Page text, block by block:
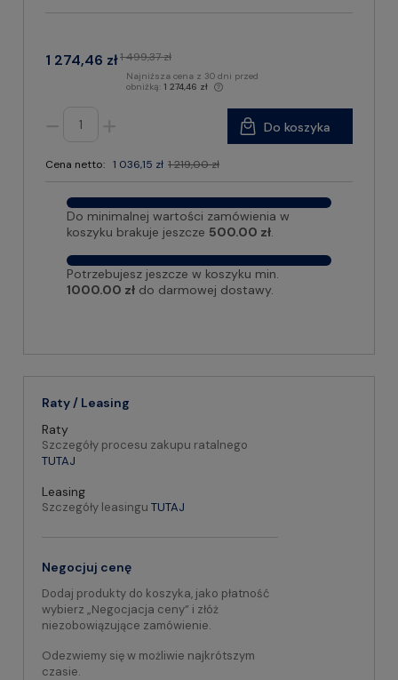
1 274,46 zł1 499,37 zł
Najniższa cena z 30 dni przed
obniżką: 1 274,46 zł
Cena netto: 1 036,15 zł 1 219,00 zł
Do koszyka
Do minimalnej wartości zamówienia w
koszyku brakuje jeszcze 500.00 zł.
Potrzebujesz jeszcze w koszyku min.
1000.00 zł do darmowej dostawy.
Raty / Leasing
Raty
Szczegóły procesu zakupu ratalnego
TUTAJ
Leasing
Szczegóły leasingu TUTAJ
Negocjuj cenę
Dodaj produkty do koszyka, jako płatność
wybierz „Negocjacja ceny” i złóż
niezobowiązujące zamówienie.
Odezwiemy się w możliwie najkrótszym
czasie.